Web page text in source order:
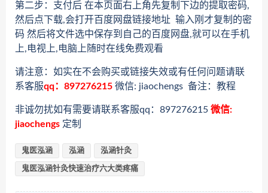
第二步：支付后 在本页面右上角先复制下边的提取密码,
然后点下载,会打开百度网盘链接地址 输入刚才复制的密
码 然后将文件选中保存到自己的百度网盘,就可以在手机
上,电视上,电脑上随时在线免费观看
请注意：如实在不会购买或链接失效或有任何问题请联
系客服qq：897276215 微信: jiaochengs 备注：教程
非诚勿扰如有需要请联系客服qq：897276215 微信:
jiaochengs 定制
鬼医泓涵 泓涵 泓涵针灸
鬼医泓涵针灸快速治疗六大类疼痛